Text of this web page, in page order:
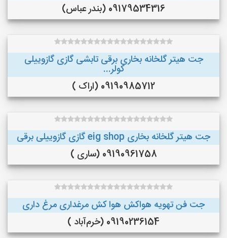
09179534316 (بندر عباس)
جت هیتر گلخانه بخاری برقی تابشی گازی گازوییلی
کولر...
09190985712 (اراک )
جت هیتر گلخانه بخاری eig shop گازی گازوییلی برقی
09190961758 (ساری )
جت فن تهویه هواکش هوا کش مرغداری مرغ داری
09190236154 (خرم‌آباد )